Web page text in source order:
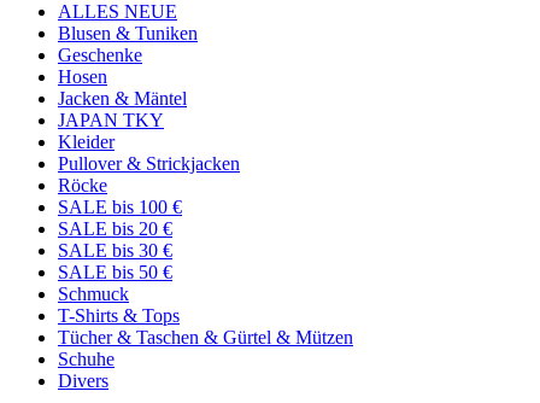
ALLES NEUE
Blusen & Tuniken
Geschenke
Hosen
Jacken & Mäntel
JAPAN TKY
Kleider
Pullover & Strickjacken
Röcke
SALE bis 100 €
SALE bis 20 €
SALE bis 30 €
SALE bis 50 €
Schmuck
T-Shirts & Tops
Tücher & Taschen & Gürtel & Mützen
Schuhe
Divers